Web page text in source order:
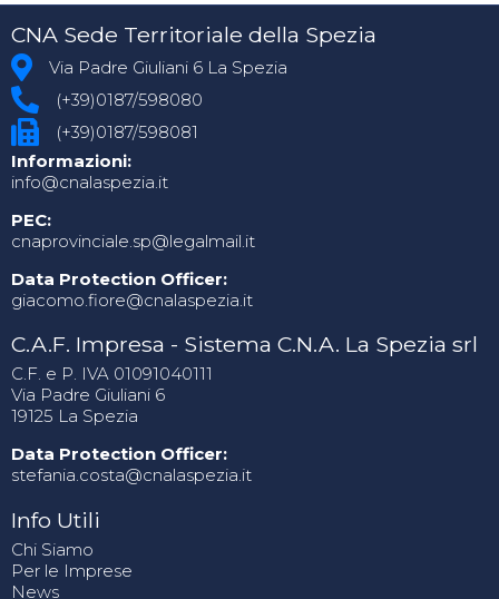
CNA Sede Territoriale della Spezia
Via Padre Giuliani 6 La Spezia
(+39)0187/598080
(+39)0187/598081
Informazioni:
info@cnalaspezia.it
PEC:
cnaprovinciale.sp@legalmail.it
Data Protection Officer:
giacomo.fiore@cnalaspezia.it
C.A.F. Impresa - Sistema C.N.A. La Spezia srl
C.F. e P. IVA 01091040111
Via Padre Giuliani 6
19125 La Spezia
Data Protection Officer:
stefania.costa@cnalaspezia.it
Info Utili
Chi Siamo
Per le Imprese
News